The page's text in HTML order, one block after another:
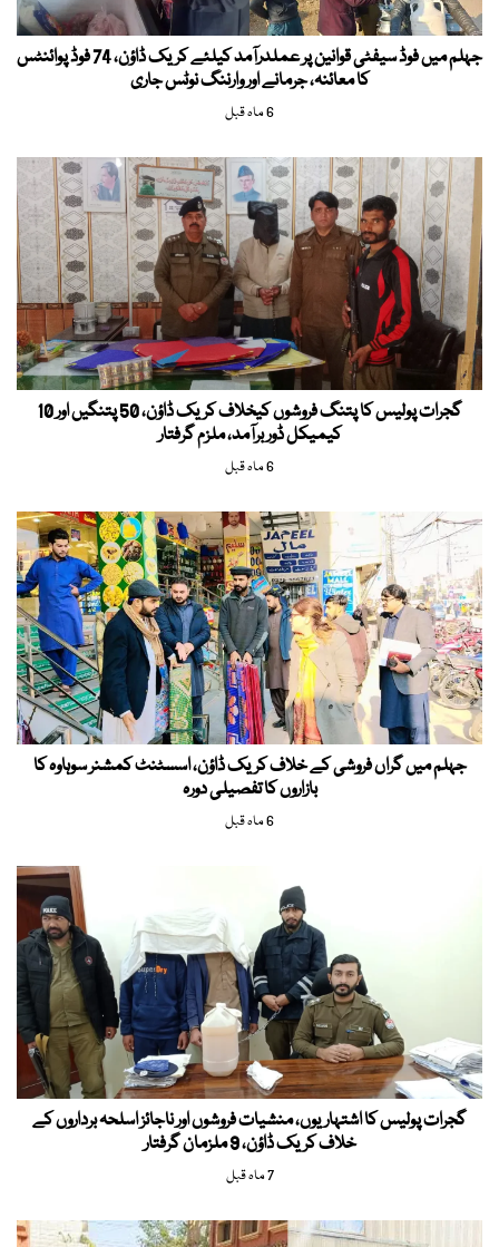
جہلم میں فوڈ سیفٹی قوانین پر عملدرآمد کیلئے کریک ڈاؤن، 74 فوڈ پوائنٹس
کا معائنہ، جرمانے اور وارننگ نوٹس جاری
6 ماہ قبل
گجرات پولیس کا پتنگ فروشوں کیخلاف کریک ڈاؤن، 50 پتنگیں اور 10
کیمیکل ڈور برآمد، ملزم گرفتار
6 ماہ قبل
جہلم میں گراں فروشی کے خلاف کریک ڈاؤن، اسسٹنٹ کمشنر سوہاوہ کا
بازاروں کا تفصیلی دورہ
6 ماہ قبل
گجرات پولیس کا اشتہاریوں، منشیات فروشوں اور ناجائز اسلحہ برداروں کے
خلاف کریک ڈاؤن، 9 ملزمان گرفتار
7 ماہ قبل